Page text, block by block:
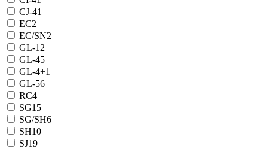
CJ-41
EC2
EC/SN2
GL-1 2
GL-45
GL-4+1
GL-56
RC4
SG15
SG/SH6
SH10
SJ19